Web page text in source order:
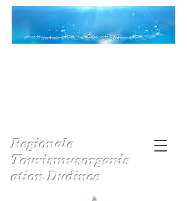
Regionale
Tourismusorganis
ation Dudince